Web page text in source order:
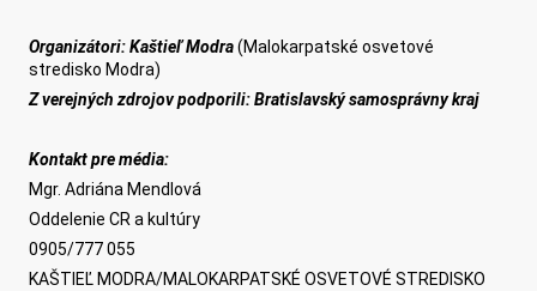
Organizátori: Kaštieľ Modra(Malokarpatské osvetové
stredisko Modra)
Z verejných zdrojov podporili: Bratislavský samosprávny kraj
Kontakt pre média:
Mgr. Adriána Mendlová
Oddelenie CR a kultúry
0905/777 055
KAŠTIEĽ MODRA/MALOKARPATSKÉ OSVETOVÉ STREDISKO